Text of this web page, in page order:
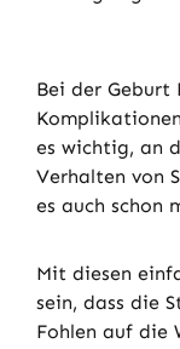
Bei der Geburt
es wichtig, an
Verhalten von
es auch schon
Mit diesen
sein, dass die
Fohlen auf die